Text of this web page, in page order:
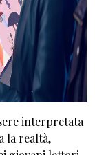
interpretata
la realtà,